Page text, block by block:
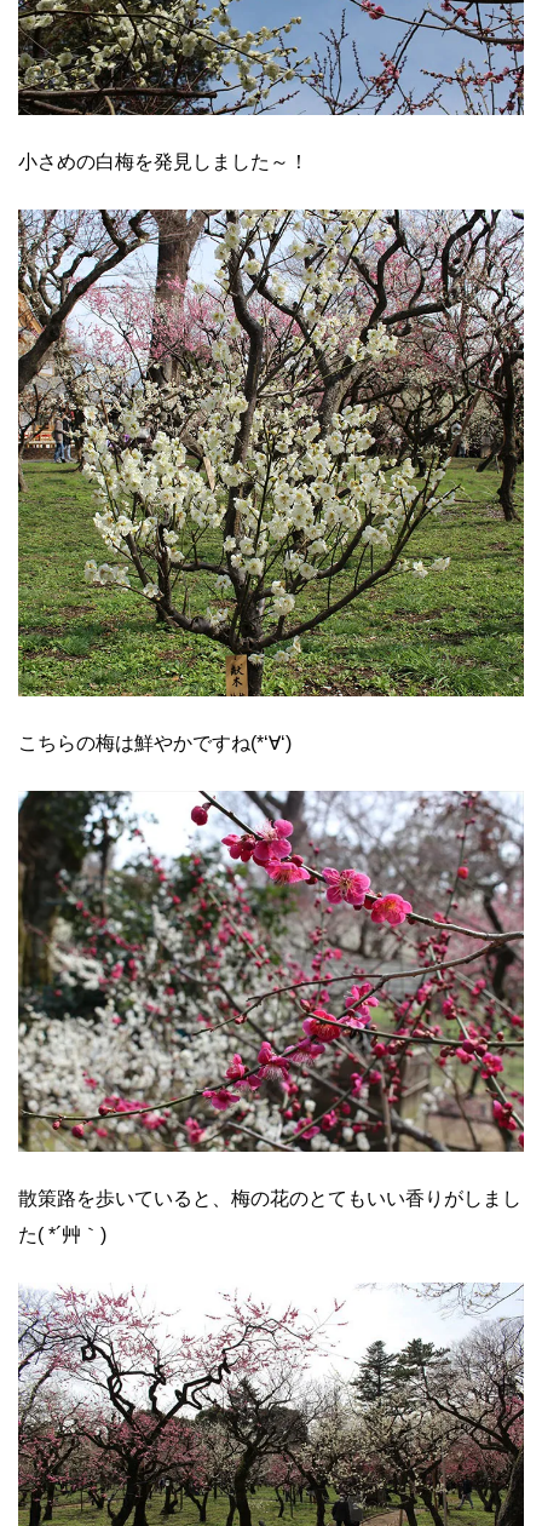
小さめの白梅を発見しました～！
こちらの梅は鮮やかですね(*‘∀‘)
散策路を歩いていると、梅の花のとてもいい香りがしまし
た( *´艸｀)